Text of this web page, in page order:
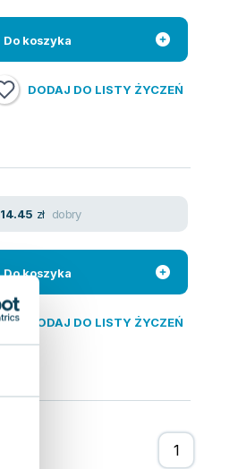
Do koszyka
DODAJ DO LISTY ŻYCZEŃ
14.45 zł dobry
Do koszyka
DODAJ DO LISTY ŻYCZEŃ